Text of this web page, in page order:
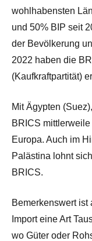
wohlhabensten
und 50% BIP seit
der Bevölkerung
2022 haben die
(Kaufkraftpartität)
Mit Ägypten
BRICS
Europa. Auch im
Palästina lohnt
BRICS.
Bemerkenswert ist
Import eine Art
wo Güter oder